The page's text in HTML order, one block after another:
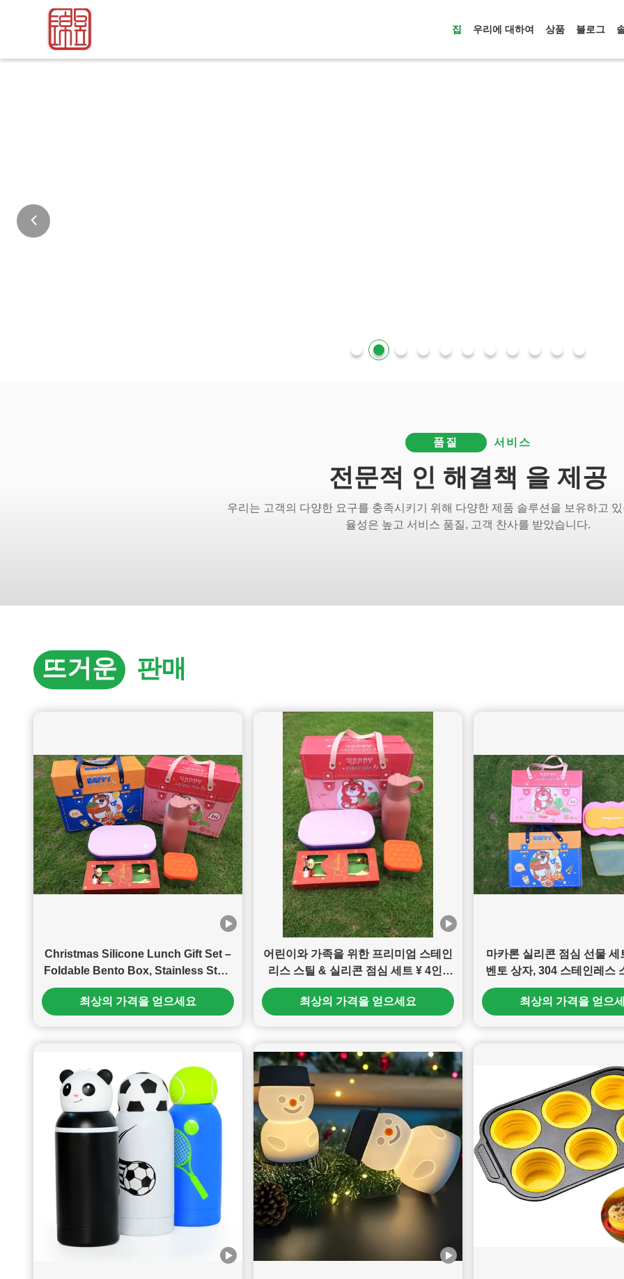
집 우리에 대하여 상품 블로그
품질 서비스
전문적 인 해결책 을 제공
우리는 고객의 다양한 요구를 충족시키기 위해 다양한 제품 솔루션을 보유하고
율성은 높고 서비스 품질, 고객 찬사를 받았습니다.
뜨거운 판매
Christmas Silicone Lunch Gift Set –
Foldable Bento Box, Stainless Steel
Water Bottle, Food Storage Bag &
Festive Cutlery | Eco-Friendly
최상의 가격을 얻으세요
어린이와 가족을 위한 프리미엄 스테인
리스 스틸 & 실리콘 점심 세트 ¥ 4인1
콤보 벤토 박스, 병, 스냅컵 및 동물용 식
용품 소매
최상의 가격을 얻으세요
마카론 실리콘 점심 선물 세
벤토 상자, 304 스테인레스
리콘 음식 가방 및 저장 용
가 식탁용품
최상의 가격을 얻으